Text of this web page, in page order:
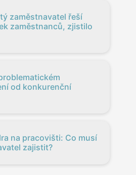
zaměstnavatel řeší
zaměstnanců, zjistilo
od konkurenční
na pracovišti: Co musí
zajistit?